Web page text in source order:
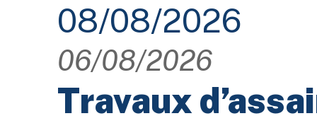
06/08/2026
Travaux